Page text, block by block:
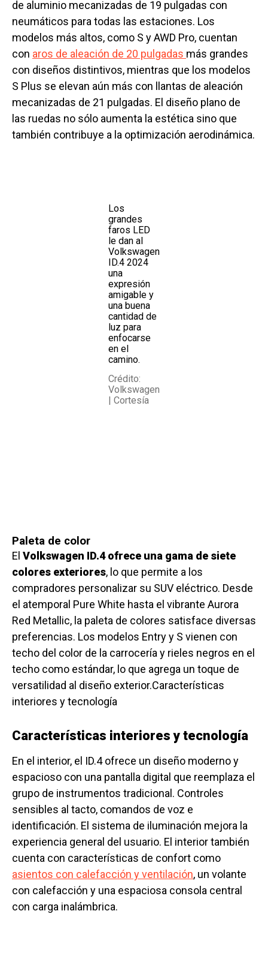
de aluminio mecanizadas de 19 pulgadas con
neumáticos para todas las estaciones. Los
modelos más altos, como S y AWD Pro, cuentan
con aros de aleación de 20 pulgadas más grandes
con diseños distintivos, mientras que los modelos
S Plus se elevan aún más con llantas de aleación
mecanizadas de 21 pulgadas. El diseño plano de
las ruedas no sólo aumenta la estética sino que
también contribuye a la optimización aerodinámica.
Los
grandes
faros LED
le dan al
Volkswagen
ID.4 2024
una
expresión
amigable y
una buena
cantidad de
luz para
enfocarse
en el
camino.
Crédito:
Volkswagen
| Cortesía
Paleta de color
El Volkswagen ID.4 ofrece una gama de siete
colores exteriores, lo que permite a los
compradores personalizar su SUV eléctrico. Desde
el atemporal Pure White hasta el vibrante Aurora
Red Metallic, la paleta de colores satisface diversas
preferencias. Los modelos Entry y S vienen con
techo del color de la carrocería y rieles negros en el
techo como estándar, lo que agrega un toque de
versatilidad al diseño exterior.Características
interiores y tecnología
Características interiores y tecnología
En el interior, el ID.4 ofrece un diseño moderno y
espacioso con una pantalla digital que reemplaza el
grupo de instrumentos tradicional. Controles
sensibles al tacto, comandos de voz e
identificación. El sistema de iluminación mejora la
experiencia general del usuario. El interior también
cuenta con características de confort como
asientos con calefacción y ventilación, un volante
con calefacción y una espaciosa consola central
con carga inalámbrica.